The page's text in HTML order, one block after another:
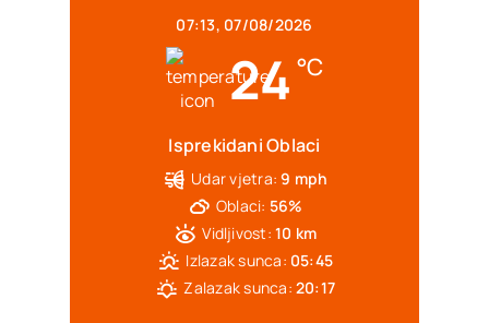
07:13, 07/08/2026
24 °C
Isprekidani Oblaci
Udar vjetra: 9 mph
Oblaci: 56%
Vidljivost: 10 km
Izlazak sunca: 05:45
Zalazak sunca: 20:17